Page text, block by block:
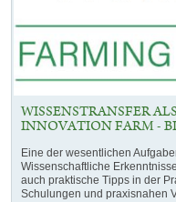
WISSENSTRANSFER
INNOVATION FARM -
Eine der wesentlichen
Wissenschaftliche
auch praktische Tipps in der
Schulungen und praxisnahen